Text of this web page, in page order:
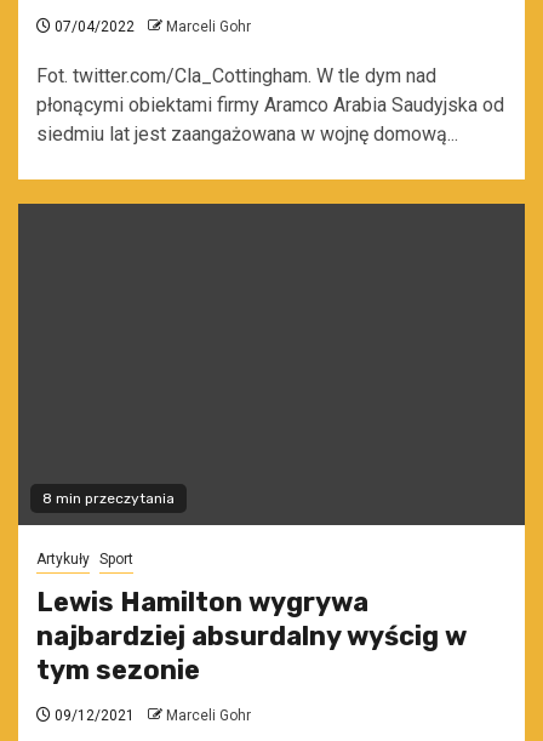
07/04/2022 Marceli Gohr
Fot. twitter.com/Cla_Cottingham. W tle dym nad
płonącymi obiektami firmy Aramco Arabia Saudyjska od
siedmiu lat jest zaangażowana w wojnę domową...
8 min przeczytania
Artykuły Sport
Lewis Hamilton wygrywa
najbardziej absurdalny wyścig w
tym sezonie
09/12/2021 Marceli Gohr